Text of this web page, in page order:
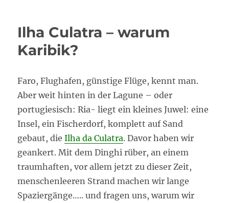
Ilha Culatra – warum
Karibik?
Faro, Flughafen, günstige Flüge, kennt man.
Aber weit hinten in der Lagune – oder
portugiesisch: Ria- liegt ein kleines Juwel: eine
Insel, ein Fischerdorf, komplett auf Sand
gebaut, dieIlha da Culatra. Davor haben wir
geankert. Mit dem Dinghi rüber, an einem
traumhaften, vor allem jetzt zu dieser Zeit,
menschenleeren Strand machen wir lange
Spaziergänge….. und fragen uns, warum wir